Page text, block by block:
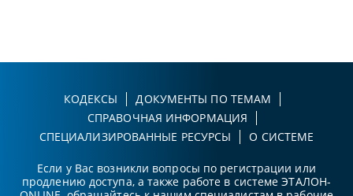
КОДЕКСЫ
ДОКУМЕНТЫ ПО ТЕМАМ
СПРАВОЧНАЯ ИНФОРМАЦИЯ
СПЕЦИАЛИЗИРОВАННЫЕ РЕСУРСЫ
О СИСТЕМЕ
Если у Вас возникли вопросы по регистрации или
продлению доступа, а также работе в системе ЭТАЛОН-